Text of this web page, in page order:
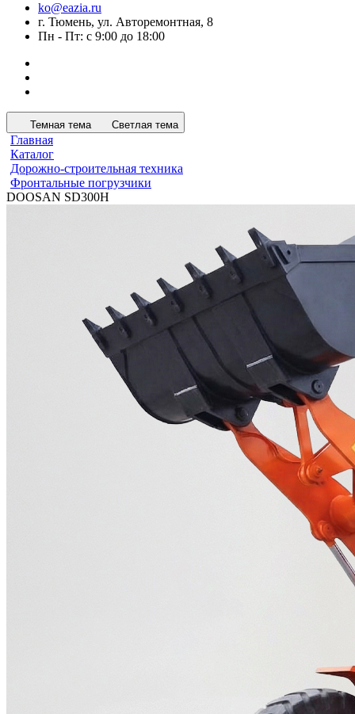
ko@eazia.ru
г. Тюмень, ул. Авторемонтная, 8
Пн - Пт: с 9:00 до 18:00
Темная тема Светлая тема
Главная
Каталог
Дорожно-строительная техника
Фронтальные погрузчики
DOOSAN SD300H